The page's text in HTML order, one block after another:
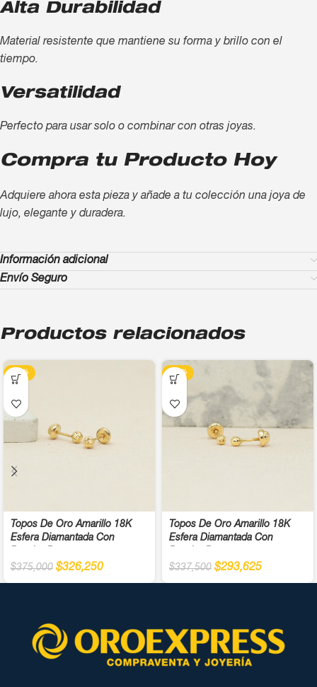
Alta Durabilidad
Material resistente que mantiene su forma y brillo con el
tiempo.
Versatilidad
Perfecto para usar solo o combinar con otras joyas.
Compra tu Producto Hoy
Adquiere ahora esta pieza y añade a tu colección una joya de
lujo, elegante y duradera.
Información adicional
Envío Seguro
Productos relacionados
-13%
Topos De Oro Amarillo 18K
Esfera Diamantada Con
$375,000 $326,250
-13%
Topos De Oro Amarillo 18K
Esfera Diamantada Con
$337,500 $293,625